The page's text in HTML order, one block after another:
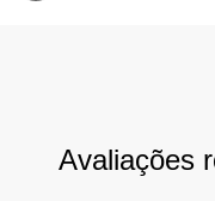
Avaliações